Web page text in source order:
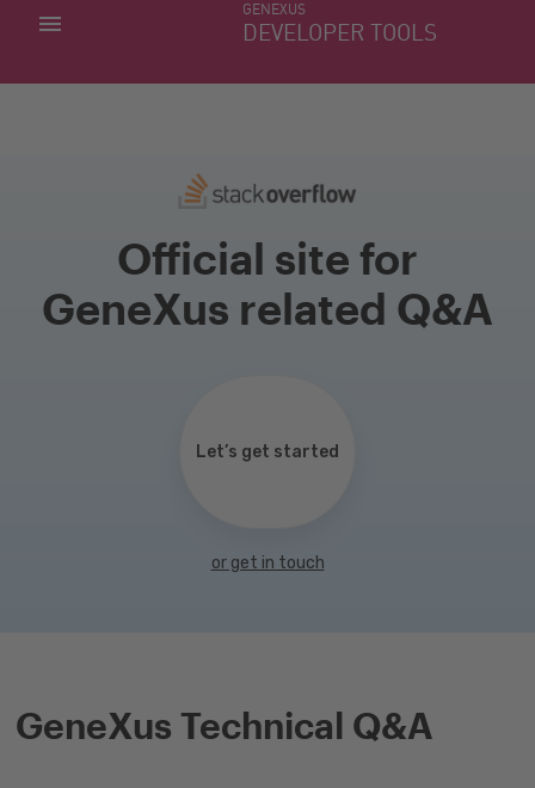
GENEXUS
DEVELOPER TOOLS
MIS APLICACIONES
Official site for
GeneXus related Q&A
Let’s get started
or get in touch
GeneXus Technical Q&A